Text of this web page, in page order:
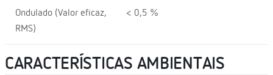
Ondulado (Valor eficaz,
RMS)
< 0,5 %
CARACTERÍSTICAS AMBIENTAIS